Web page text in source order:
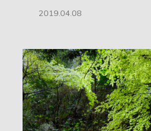
2019.04.08